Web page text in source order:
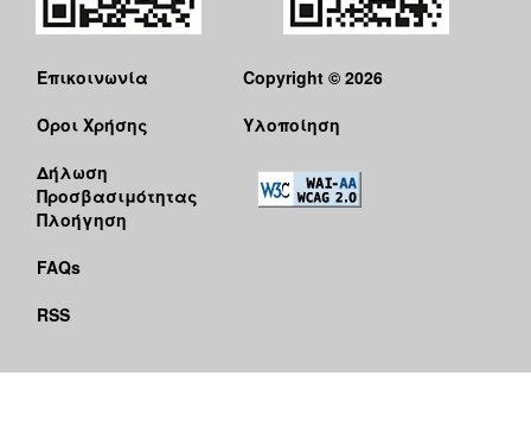
Επικοινωνία
Όροι Χρήσης
Δήλωση
Προσβασιμότητας
Πλοήγηση
FAQs
RSS
Copyright © 2026
Υλοποίηση